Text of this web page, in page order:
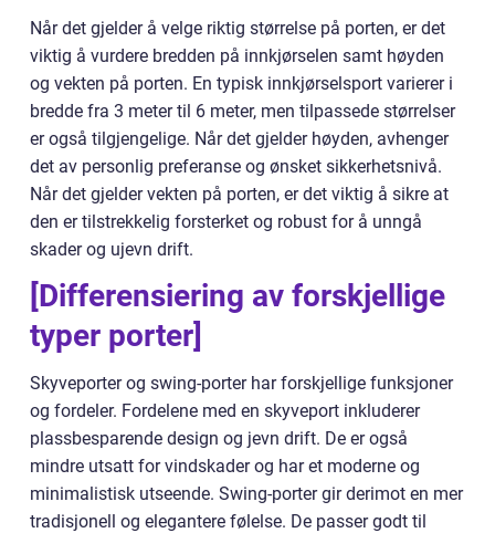
Når det gjelder å velge riktig størrelse på porten, er det
viktig å vurdere bredden på innkjørselen samt høyden
og vekten på porten. En typisk innkjørselsport varierer i
bredde fra 3 meter til 6 meter, men tilpassede størrelser
er også tilgjengelige. Når det gjelder høyden, avhenger
det av personlig preferanse og ønsket sikkerhetsnivå.
Når det gjelder vekten på porten, er det viktig å sikre at
den er tilstrekkelig forsterket og robust for å unngå
skader og ujevn drift.
[Differensiering av forskjellige
typer porter]
Skyveporter og swing-porter har forskjellige funksjoner
og fordeler. Fordelene med en skyveport inkluderer
plassbesparende design og jevn drift. De er også
mindre utsatt for vindskader og har et moderne og
minimalistisk utseende. Swing-porter gir derimot en mer
tradisjonell og elegantere følelse. De passer godt til